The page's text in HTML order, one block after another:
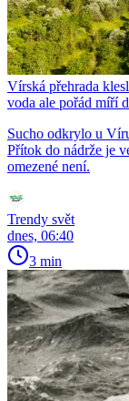
Vírská přehrada
voda ale pořád míří
Sucho odkrylo u
Přítok do nádrže je
omezené není.
Trendy svět
dnes, 06:40
3 min